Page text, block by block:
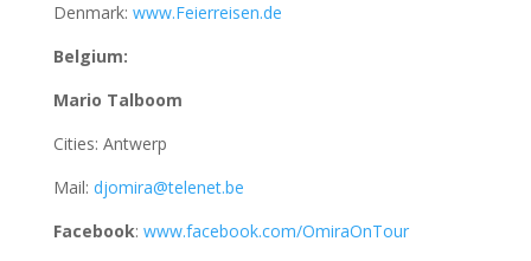
Denmark: www.Feierreisen.de
Belgium:
Mario Talboom
Cities: Antwerp
Mail: djomira@telenet.be
Facebook: www.facebook.com/OmiraOnTour